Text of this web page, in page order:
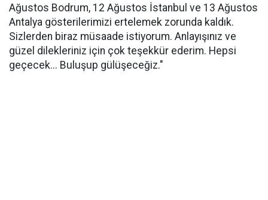
Ağustos Bodrum, 12 Ağustos İstanbul ve 13 Ağustos
Antalya gösterilerimizi ertelemek zorunda kaldık.
Sizlerden biraz müsaade istiyorum. Anlayışınız ve
güzel dilekleriniz için çok teşekkür ederim. Hepsi
geçecek... Buluşup gülüşeceğiz."